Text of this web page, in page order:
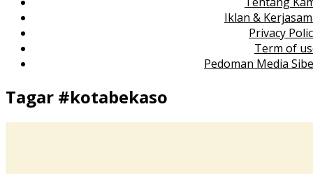
Iklan &
Privacy
Term of
Pedoman Media
Tagar #kotabekaso